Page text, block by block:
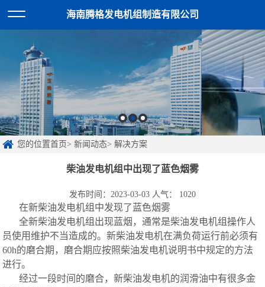
海南腾格发电机组制造有限公司
您的位置首页> 新闻动态> 解决方案
柴油发电机组中出现了蓝色烟雾
发布时间：2023-03-03 人气： 1020
在新柴油发电机组 中发现了蓝色烟雾
全新柴油发电机组出现蓝烟，通常是柴油发电机组操作人
员使用维护不当造成的。新柴油发电机在满负荷运行前必须有
60h的磨合期，磨合期应按照柴油发电机说明书中规定的方法
进行。
经过一段时间的磨合，新柴油发电机的润滑油中有很多金